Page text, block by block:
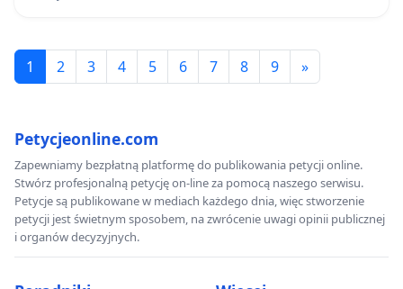
1 2 3 4 5 6 7 8 9 »
Petycjeonline.com
Zapewniamy bezpłatną platformę do publikowania petycji online.
Stwórz profesjonalną petycję on-line za pomocą naszego serwisu.
Petycje są publikowane w mediach każdego dnia, więc stworzenie
petycji jest świetnym sposobem, na zwrócenie uwagi opinii publicznej
i organów decyzyjnych.